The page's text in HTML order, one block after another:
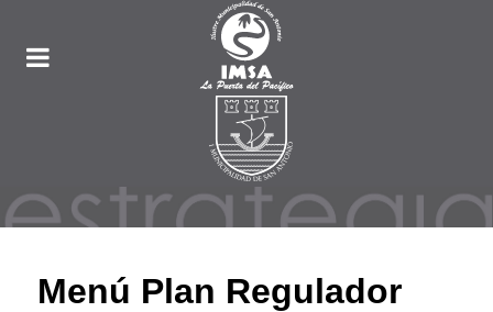
Menú Plan Regulador